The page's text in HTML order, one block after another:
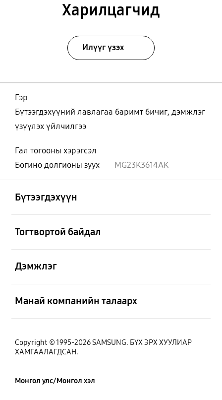
Харилцагчид
Илүүг үзэх
Гэр
Бүтээгдэхүүний лавлагаа баримт бичиг, дэмжлэг
үзүүлэх үйлчилгээ
Гал тогооны хэрэгсэл
Богино долгионы зуух
MG23K3614AK
Бүтээгдэхүүн
Тогтвортой байдал
Дэмжлэг
Манай компанийн талаарх
Copyright © 1995-2026 SAMSUNG. БҮХ ЭРХ ХУУЛИАР
ХАМГААЛАГДСАН.
Монгол улс/Монгол хэл